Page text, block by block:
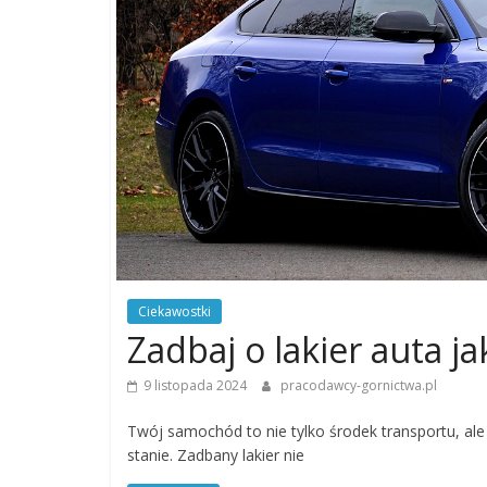
Ciekawostki
Zadbaj o lakier auta
9 listopada 2024 pracodawcy-gornictwa.pl
Twój samochód to nie tylko środek transportu,
stanie. Zadbany lakier nie